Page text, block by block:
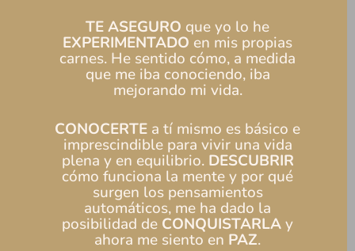
TE ASEGURO que yo lo he
EXPERIMENTADO en mis propias
carnes. He sentido cómo, a medida
que me iba conociendo, iba
mejorando mi vida.
CONOCERTE a tí mismo es básico e
imprescindible para vivir una vida
plena y en equilibrio. DESCUBRIR
cómo funciona la mente y por qué
surgen los pensamientos
automáticos, me ha dado la
posibilidad de CONQUISTARLAy
ahora me siento en PAZ.